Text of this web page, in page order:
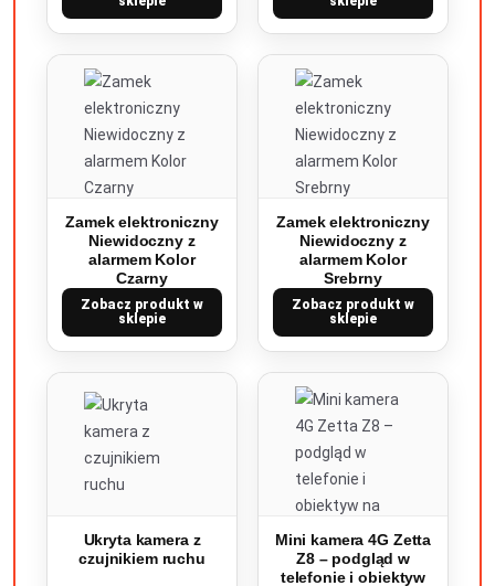
Zamek elektroniczny
Niewidoczny z
alarmem Kolor
Czarny
Zobacz produkt w
sklepie
Zamek elektroniczny
Niewidoczny z
alarmem Kolor
Srebrny
Zobacz produkt w
sklepie
Ukryta kamera z
czujnikiem ruchu
Mini kamera 4G Zetta
Z8 – podgląd w
telefonie i obiektyw